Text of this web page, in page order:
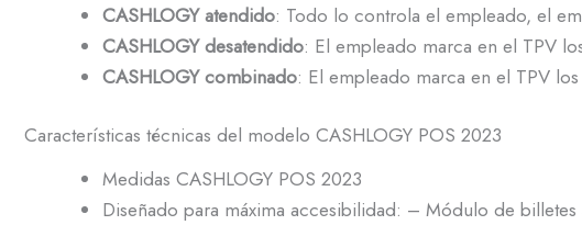
CASHLOGY atendido: Todo lo controla el empleado, el
CASHLOGY desatendido: El empleado marca en el TPV
CASHLOGY combinado: El empleado marca en el TPV
Características técnicas del modelo CASHLOGY POS 2023
Medidas CASHLOGY POS 2023
Diseñado para máxima accesibilidad: – Módulo de